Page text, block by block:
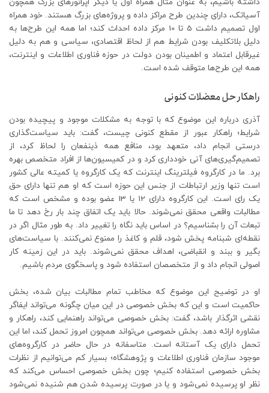
آسیاتک، دارای چندین طرح مراکز داده و پروژه‌های بزرگ هستند. خود همراه
اول تصمیم داشت 5 تا 10 مرکز داده احداث کند؛ اما همه این طرح‌ها به
دلیل بلاتکلیف بودن شرایط هم از لحاظ اقتصادی، سیاسی و هم به دلیل
غیرقابل اعتماد و اطمینان بودن دولت در حوزه فناوری اطلاعات و اینترنت،
همه این طرح‌ها متوقف شده است.
راهکار حل معضلات کنونی
آذری درباره این موضوع که با توجه به مشکلات موجود و پیچیده بودن
شرایط؛ راهکار عبور از مقطع کنونی چیست، گفت: باید سیاست‌گذاری
درستی انجام داد، متعهد بود، منافع همه ذینفعان را لحاظ کرد، از
تصمیم‌گیری‌های آنی خودداری کرد و در کمیسیون‌ها از افراد متخصص بهره
برد. ما در کارگروه فیلترینگ اینترنت که یک کارگروه یا کمیته عالی کشور
است تنها وزیر ارتباطات از جنس این حوزه است که او هم تنها دارای حق
یک رای است. این کارگروه دارای 12 یا 13 عضو بوده و مشخص است که
مطالبات واقعی محقق نمی‌شوند. حالا باید یک اتفاق چند بار رخ دهد تا ما
تبعات آن را بشناسیم؟ در اساس باید نگاه را تغییر داد. به طور مثال اگر در
نقطه‌ای شبنامه پخش شود، قلم و کاغذ را ممنوع نمی‌کنند. با سیاست‌های
بگیر و ببند و انقباضی، اهداف محقق نمی‌شوند. باید در این زمینه کار
اصولی انجام داد و از متخصصان استفاده شود و پاسخگوی مردم باشیم.
او در توضیح این موضوع که مخاطب تمام مطالبات بیان شده، بخش
حاکمیت است و این که بخش خصوصی در این میان چگونه می‌تواند ایفاگر
نقشی اثرگذار باشد، گفت: بخش خصوصی می‌تواند راهنمایی کند، راهکار و
مشاوره ارائه دهد. بخش خصوصی می‌تواند همچون امروز تحمل کند، اما این
تحمل دارای یک آستانه است. متاسفانه در حال حاضر در کارگروه‌های
موجود سازمان فناوری اطلاعات و پژوهشگاه؛ بسیار کم می‌توانیم از نظرات
بخش خصوصی استفاده کنیم؛ چون بخش خصوصی احساس می‌کند که
نظر او پرسیده نمی‌شود و یا در صورت پرسیده شدن هم شنیده نمی‌شود